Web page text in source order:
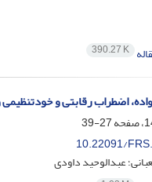
390.27 K
اضطراب رقابتی و
27-39
10.22091/
عبدالوحید داودی